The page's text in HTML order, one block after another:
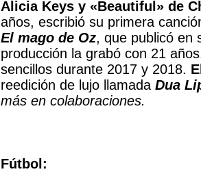
Alicia Keys y «Beautiful» de
años, escribió su primera
El mago de Oz, que publicó en
producción la grabó con 21
sencillos durante 2017 y 2018.
reedición de lujo llamada Dua
más en colaboraciones.
Fútbol: